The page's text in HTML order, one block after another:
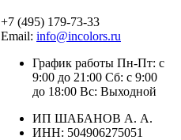
+7 (495) 179-73-33
Email: info@incolors.ru
График работы Пн-Пт: с
9:00 до 21:00 Сб: с 9:00
до 18:00 Вс: Выходной
ИП ШАБАНОВ А. А.
ИНН: 504906275051